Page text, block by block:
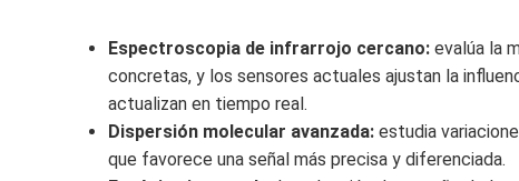
Espectroscopia de infrarrojo cercano: evalúa la
concretas, y los sensores actuales ajustan la
actualizan en tiempo real.
Dispersión molecular avanzada: estudia
que favorece una señal más precisa y diferenciada.